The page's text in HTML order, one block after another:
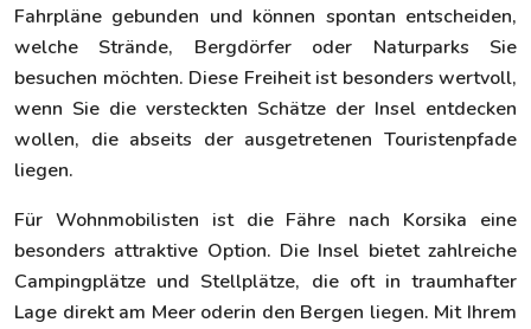
Fahrpläne gebunden und können spontan entscheiden,
welche Strände, Bergdörfer oder Naturparks Sie
besuchen möchten. Diese Freiheit ist besonders wertvoll,
wenn Sie die versteckten Schätze der Insel entdecken
wollen, die abseits der ausgetretenen Touristenpfade
liegen.
Für Wohnmobilisten ist die Fähre nach Korsika eine
besonders attraktive Option. Die Insel bietet zahlreiche
Campingplätze und Stellplätze, die oft in traumhafter
Lage direkt am Meer oderin den Bergen liegen. Mit Ihrem